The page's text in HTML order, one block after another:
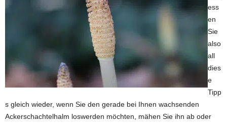
ess
en
Sie
also
all
dies
e
Tipp
s gleich wieder, wenn Sie den gerade bei Ihnen wachsenden
Ackerschachtelhalm loswerden möchten, mähen Sie ihn ab oder